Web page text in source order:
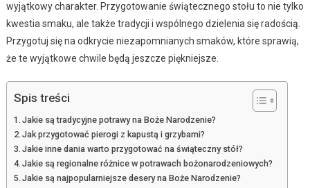
wyjątkowy charakter. Przygotowanie świątecznego stołu to nie tylko
kwestia smaku, ale także tradycji i wspólnego dzielenia się radością.
Przygotuj się na odkrycie niezapomnianych smaków, które sprawią,
że te wyjątkowe chwile będą jeszcze piękniejsze.
Spis treści
Jakie są tradycyjne potrawy na Boże Narodzenie?
Jak przygotować pierogi z kapustą i grzybami?
Jakie inne dania warto przygotować na świąteczny stół?
Jakie są regionalne różnice w potrawach bożonarodzeniowych?
Jakie są najpopularniejsze desery na Boże Narodzenie?